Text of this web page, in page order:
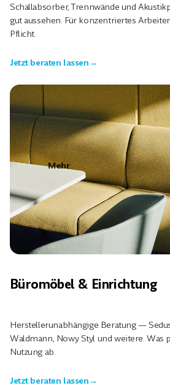
Mehr
Schallabsorber, Trennwände und
gut aussehen. Für konzentriertes
Pflicht.
Jetzt beraten lassen→
Büromöbel & Einrichtung
Herstellerunabhängige Beratung —
Waldmann, Nowy Styl und weitere. Was
Nutzung ab.
Jetzt beraten lassen→